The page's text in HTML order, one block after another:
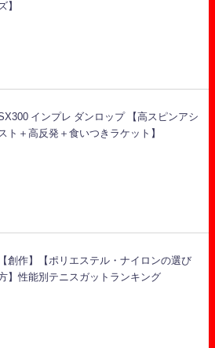
ズ】
インプレ ダンロップ 【高スピンアシ
スト＋高反発＋食いつきラケット】
【創作】【ポリエステル・ナイロンの選び
】性能別テニスガットランキング